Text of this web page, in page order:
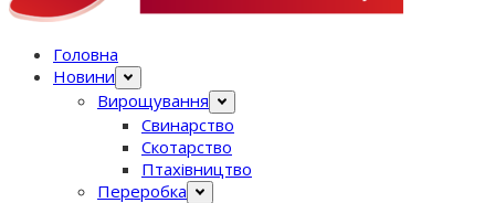
Головна
Новини
Вирощування
Свинарство
Скотарство
Птахівництво
Переробка